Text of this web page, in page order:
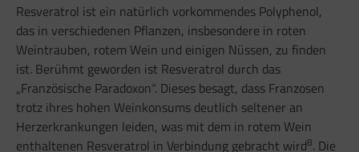
Resveratrol ist ein natürlich vorkommendes Polyphenol,
das in verschiedenen Pflanzen, insbesondere in roten
Weintrauben, rotem Wein und einigen Nüssen, zu finden
ist. Berühmt geworden ist Resveratrol durch das
„Französische Paradoxon“. Dieses besagt, dass Franzosen
trotz ihres hohen Weinkonsums deutlich seltener an
Herzerkrankungen leiden, was mit dem in rotem Wein
enthaltenen Resveratrol in Verbindung gebracht wird8. Die